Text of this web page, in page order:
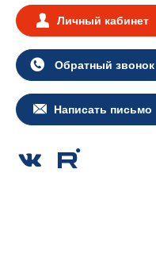
Личный кабинет
Обратный звонок
Написать письмо